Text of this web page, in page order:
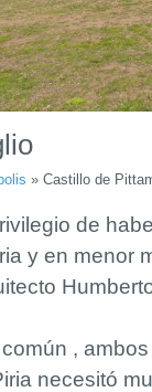
» Castillo de
de
y en menor
,
necesitó